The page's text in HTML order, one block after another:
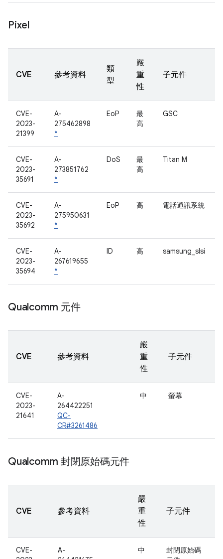
Pixel
CVE 參考資料
類
型
嚴
重
性
子元件
CVE-
2023-
21399
A-
275462898
*
EoP
最
高
GSC
CVE-
2023-
35691
A-
273851762
*
DoS
最
高
Titan M
CVE-
2023-
35692
A-
275950631
*
EoP 高 電話通訊系統
CVE-
2023-
35694
A-
267619655
*
ID 高 samsung_slsi
Qualcomm 元件
CVE 參考資料
嚴
重
性
子元件
CVE-
2023-
21641
A-
264422251
QC-
CR#3261486
中 螢幕
Qualcomm 封閉原始碼元件
CVE 參考資料
嚴
重
性
子元件
CVE-
A-
中
封閉原始碼